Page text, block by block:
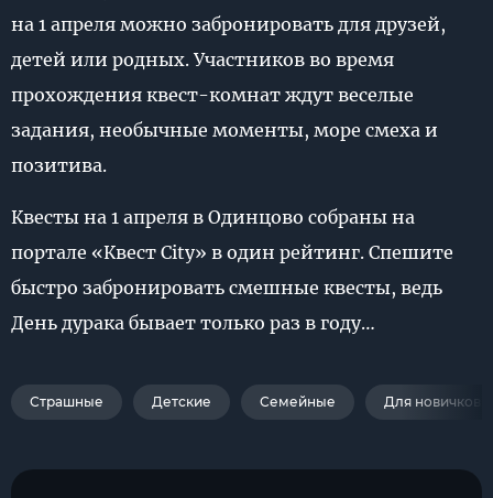
на 1 апреля можно забронировать для друзей,
детей или родных. Участников во время
прохождения квест-комнат ждут веселые
задания, необычные моменты, море смеха и
позитива.
Квесты на 1 апреля в Одинцово собраны на
портале «Квест City» в один рейтинг. Спешите
быстро забронировать смешные квесты, ведь
День дурака бывает только раз в году…
Страшные Детские Семейные Для новичков